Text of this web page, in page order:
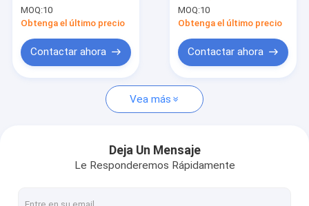
noticias
Todos los casos
Muebles de comedor
Muebles para el salón
mármol nórdico TV
MOQ:10
Obtenga el último precio
Contactar ahora
de la ejecución
MOQ:10
Obtenga el último precio
Contactar ahora
Vea más
Deja Un Mensaje
Le Responderemos Rápidamente